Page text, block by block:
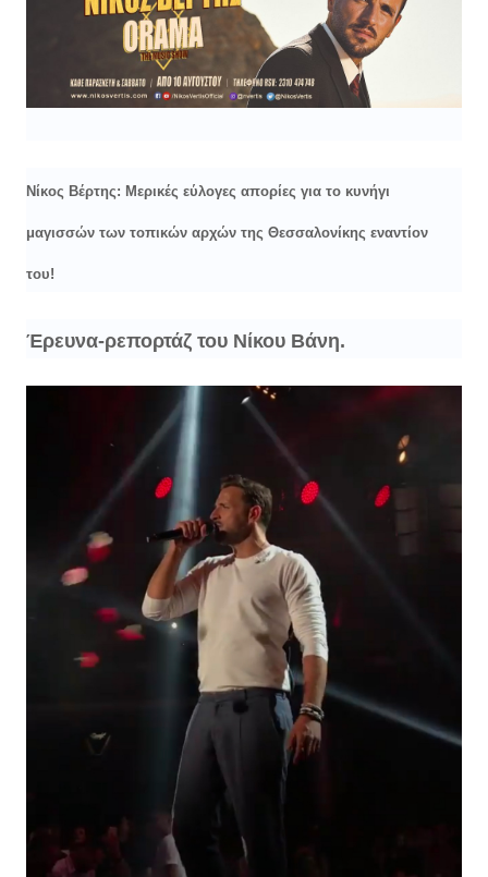
Νίκος Βέρτης: Μερικές εύλογες απορίες για το κυνήγι
μαγισσών των τοπικών αρχών της Θεσσαλονίκης εναντίον
του!
Έρευνα-ρεπορτάζ του Νίκου Βάνη.